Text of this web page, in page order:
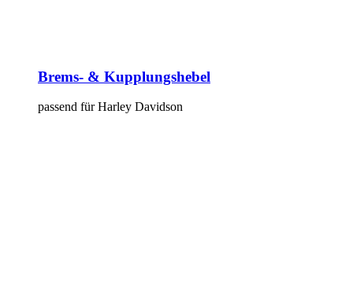
Brems- & Kupplungshebel
passend für Harley Davidson